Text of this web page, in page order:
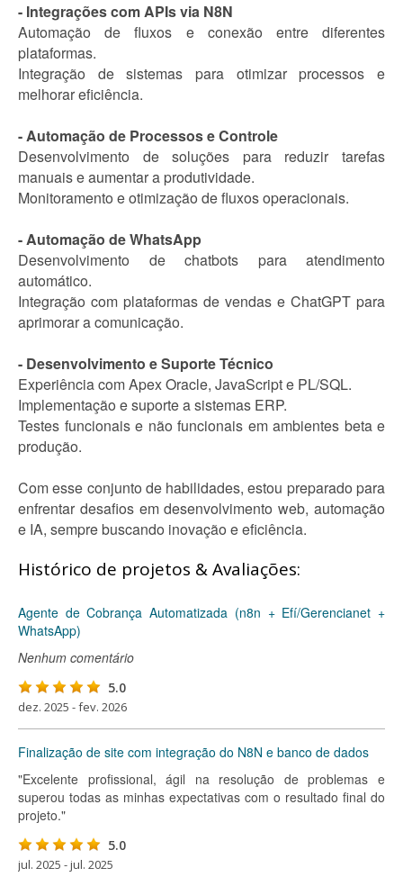
- Integrações com APIs via N8N
Automação de fluxos e conexão entre diferentes
plataformas.
Integração de sistemas para otimizar processos e
melhorar eficiência.
- Automação de Processos e Controle
Desenvolvimento de soluções para reduzir tarefas
manuais e aumentar a produtividade.
Monitoramento e otimização de fluxos operacionais.
- Automação de WhatsApp
Desenvolvimento de chatbots para atendimento
automático.
Integração com plataformas de vendas e ChatGPT para
aprimorar a comunicação.
- Desenvolvimento e Suporte Técnico
Experiência com Apex Oracle, JavaScript e PL/SQL.
Implementação e suporte a sistemas ERP.
Testes funcionais e não funcionais em ambientes beta e
produção.
Com esse conjunto de habilidades, estou preparado para
enfrentar desafios em desenvolvimento web, automação
e IA, sempre buscando inovação e eficiência.
Histórico de projetos & Avaliações:
Agente de Cobrança Automatizada (n8n + Efí/Gerencianet +
WhatsApp)
Nenhum comentário
5.0
dez. 2025 - fev. 2026
Finalização de site com integração do N8N e banco de dados
"Excelente profissional, ágil na resolução de problemas e
superou todas as minhas expectativas com o resultado final do
projeto."
5.0
jul. 2025 - jul. 2025